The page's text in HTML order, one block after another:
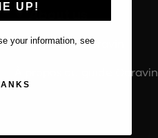
About us
À propos de Coravin
À propos du guide Coravin
UP!
your information, see